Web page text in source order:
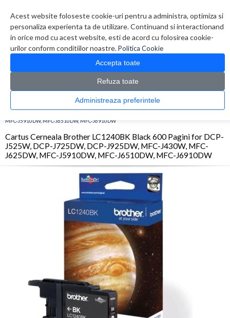
Acest website foloseste cookie-uri pentru a administra, optimiza si
personaliza experienta ta de utilizare. Continuand si interactionand
in orice mod cu acest website, esti de acord cu folosirea cookie-
urilor conform conditiilor noastre.Politica Cookie
Accepta toate
Refuza toate
Administreaza preferintele
0 produs(e)
CATALOG PRODUSE
Consumabile originale > Inkjet > Cartus Cerneala Brother LC1240BK
MFC-J5910DW, MFC-J6510DW, MFC-J6910DW
Cartus Cerneala Brother LC1240BK Black 600 Pagini for DCP-
J525W, DCP-J725DW, DCP-J925DW, MFC-J430W, MFC-
J625DW, MFC-J5910DW, MFC-J6510DW, MFC-J6910DW